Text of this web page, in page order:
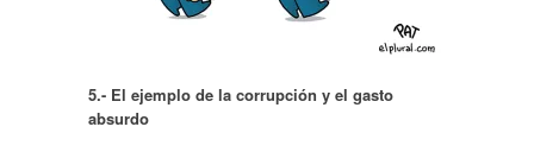
5.- El ejemplo de la corrupción y el gasto
absurdo